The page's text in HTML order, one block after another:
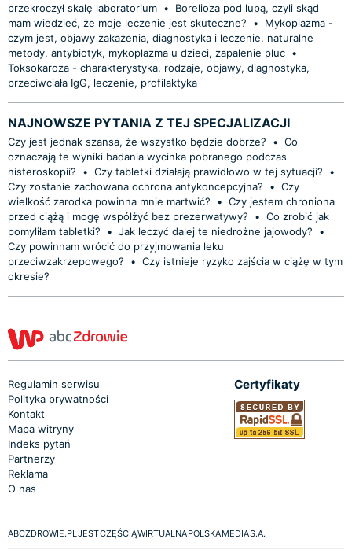
przekroczył skalę laboratorium •
Borelioza pod lupą, czyli skąd
mam wiedzieć, że moje leczenie jest skuteczne?
•
Mykoplazma -
czym jest, objawy zakażenia, diagnostyka i leczenie, naturalne
metody, antybiotyk, mykoplazma u dzieci, zapalenie płuc •
Toksokaroza - charakterystyka, rodzaje, objawy, diagnostyka,
przeciwciała IgG, leczenie, profilaktyka
NAJNOWSZE PYTANIA Z TEJ SPECJALIZACJI
Czy jest jednak szansa, że wszystko będzie dobrze? • Co
oznaczają te wyniki badania wycinka pobranego podczas
histeroskopii?
• Czy tabletki działają prawidłowo w tej sytuacji?
•
Czy zostanie zachowana ochrona antykoncepcyjna?
• Czy
wielkość zarodka powinna mnie martwić?
• Czy jestem chroniona
przed ciążą i mogę współżyć bez prezerwatywy?
• Co zrobić jak
pomyliłam tabletki?
• Jak leczyć dalej te niedrożne jajowody?
•
Czy powinnam wrócić do przyjmowania leku
przeciwzakrzepowego?
• Czy istnieje ryzyko zajścia w ciążę w tym
okresie?
Regulamin serwisu
Polityka prywatności
Kontakt
Mapa witryny
Indeks pytań
Partnerzy
Reklama
O nas
Certyfikaty
ABCZDROWIE.PL JEST CZĘŚCIĄ WIRTUALNA POLSKA MEDIA S.A.